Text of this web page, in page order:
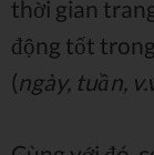
thời gian
động tốt
(ngày, tuần,